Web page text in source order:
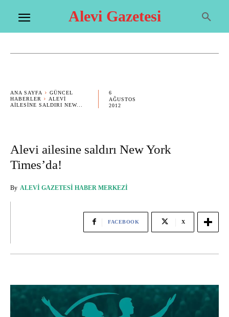
Alevi Gazetesi
ANA SAYFA
GÜNCEL
HABERLER
ALEVI
AILESINE SALDIRI NEW...
6
AĞUSTOS
2012
Alevi ailesine saldırı New York
Times’da!
By ALEVI GAZETESI HABER MERKEZI
FACEBOOK X